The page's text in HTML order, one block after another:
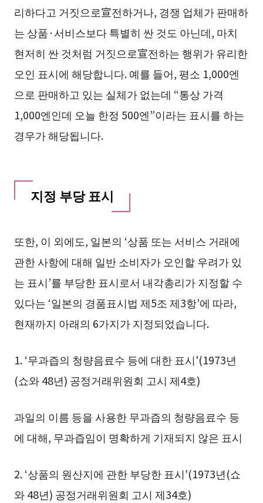
리하다고 거짓으로宣전하거나, 경쟁 업체가 판매하
는 상품·서비스보다 특별히 싼 것도 아닌데, 마치
현저히 싼 것처럼 거짓으로宣전하는 행위가 유리한
오인 표시에 해당합니다. 예를 들어, 평소 1,000엔
으로 판매하고 있는 실체가 없는데 “통상 가격
1,000엔인데 오늘 한정 500엔”이라는 표시를 하는
경우가 해당됩니다.
지정 부당 표시
또한, 이 외에도, 일본의 ‘상품 또는 서비스 거래에
관한 사항에 대해 일반 소비자가 오인할 우려가 있
는 표시’를 부당한 표시로서 내각총리가 지정할 수
있다는 ‘일본의 경품표시법 제5조 제3항’에 따라,
현재까지 아래의 6가지가 지정되었습니다.
1. ‘무과즙의 청량음료수 등에 대한 표시'(1973년
(쇼와 48년) 공정거래위원회 고시 제4호)
과일의 이름 등을 사용한 무과즙의 청량음료수 등
에 대해, 무과즙임이 명확하게 기재되지 않은 표시
2. ‘상품의 원산지에 관한 부당한 표시'(1973년(쇼
와 48년) 공정거래위원회 고시 제34호)